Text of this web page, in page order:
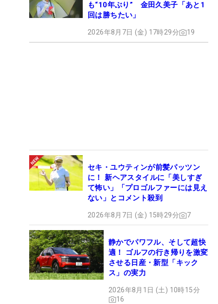
も“10年ぶり” 金田久美子「あと1
回は勝ちたい」
2026年8月7日 (金) 17時29分 19
セキ・ユウティンが前髪パッツン
に！ 新ヘアスタイルに「美しすぎ
て怖い」「プロゴルファーには見え
ない」とコメント殺到
2026年8月7日 (金) 15時29分 7
静かでパワフル、そして超快
適！ ゴルフの行き帰りを激変
させる日産・新型「キック
ス」の実力
2026年8月1日 (土) 10時15分
16